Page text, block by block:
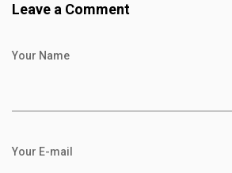
Leave a Comment
Your Name
Your E-mail